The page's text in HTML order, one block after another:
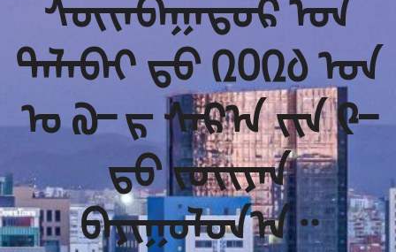
ᠰᠦᢈᠡᠪᠠᠭᠠᠲᠤᠷ ᠤ᠋ᠨ
ᠲᠠᠯᠠᠪᠠᠢ ᠳ᠋ᠤ ᠒᠐᠒᠔ ᠣᠨ
ᠤ᠋ ᠗᠆ ᠷ ᠰᠠᠷ᠎ᠠ ᠶ᠋ᠢᠨ ᠙᠆
ᠳ᠋ᠦ ᠵᠣᢈᠢᠶᠠᠨ
ᠪᠠᠶᠢᠭᠤᠯᠤᠨ᠎ᠠ᠃